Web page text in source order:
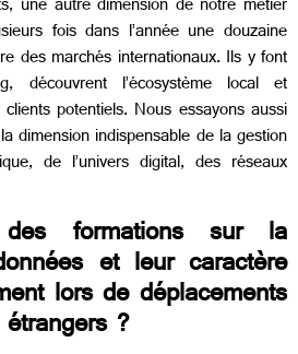
une autre dimension de notre métier
fois dans l’année une douzaine
des marchés internationaux. Ils y font
découvrent l’écosystème local et
potentiels. Nous essayons aussi
dimension indispensable de la gestion
de l’univers digital, des réseaux
des formations sur la
et leur caractère
lors de déplacements
?